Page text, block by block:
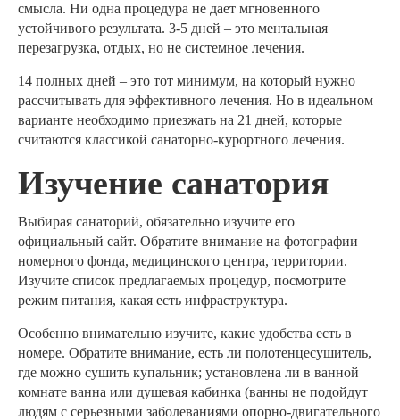
смысла. Ни одна процедура не дает мгновенного
устойчивого результата. 3-5 дней – это ментальная
перезагрузка, отдых, но не системное лечения.
14 полных дней – это тот минимум, на который нужно
рассчитывать для эффективного лечения. Но в идеальном
варианте необходимо приезжать на 21 дней, которые
считаются классикой санаторно-курортного лечения.
Изучение санатория
Выбирая санаторий, обязательно изучите его
официальный сайт. Обратите внимание на фотографии
номерного фонда, медицинского центра, территории.
Изучите список предлагаемых процедур, посмотрите
режим питания, какая есть инфраструктура.
Особенно внимательно изучите, какие удобства есть в
номере. Обратите внимание, есть ли полотенцесушитель,
где можно сушить купальник; установлена ли в ванной
комнате ванна или душевая кабинка (ванны не подойдут
людям с серьезными заболеваниями опорно-двигательного